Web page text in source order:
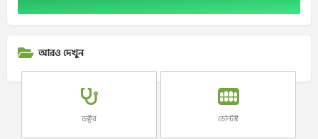
আরও দেখুন
ডক্টর ডেন্টিস্ট